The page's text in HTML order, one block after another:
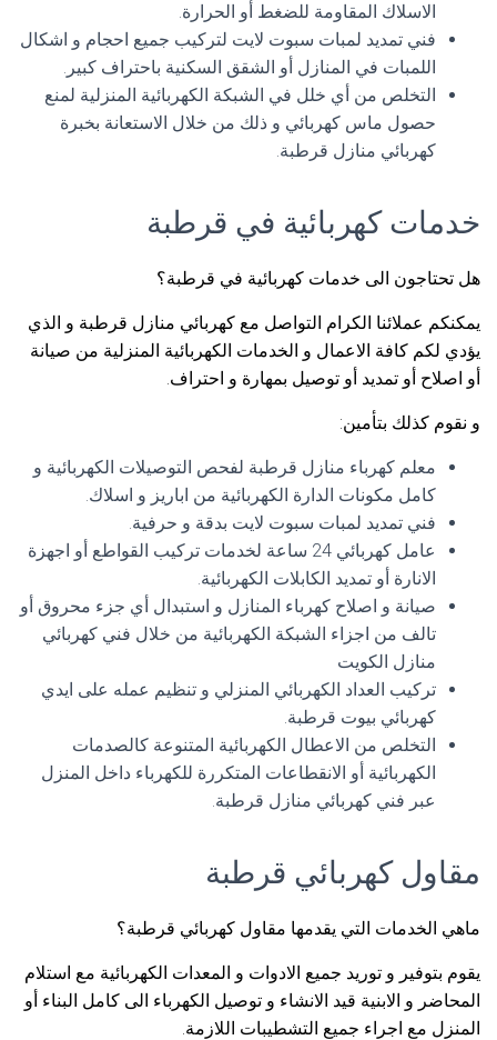
الاسلاك المقاومة للضغط أو الحرارة.
فني تمديد لمبات سبوت لايت لتركيب جميع احجام و اشكال
اللمبات في المنازل أو الشقق السكنية باحتراف كبير.
التخلص من أي خلل في الشبكة الكهربائية المنزلية لمنع
حصول ماس كهربائي و ذلك من خلال الاستعانة بخبرة
كهربائي منازل قرطبة.
خدمات كهربائية في قرطبة
هل تحتاجون الى خدمات كهربائية في قرطبة؟
يمكنكم عملائنا الكرام التواصل مع كهربائي منازل قرطبة و الذي
يؤدي لكم كافة الاعمال و الخدمات الكهربائية المنزلية من صيانة
أو اصلاح أو تمديد أو توصيل بمهارة و احتراف.
و نقوم كذلك بتأمين:
معلم كهرباء منازل قرطبة لفحص التوصيلات الكهربائية و
كامل مكونات الدارة الكهربائية من اباريز و اسلاك.
فني تمديد لمبات سبوت لايت بدقة و حرفية.
عامل كهربائي 24 ساعة لخدمات تركيب القواطع أو اجهزة
الانارة أو تمديد الكابلات الكهربائية.
صيانة و اصلاح كهرباء المنازل و استبدال أي جزء محروق أو
تالف من اجزاء الشبكة الكهربائية من خلال فني كهربائي
منازل الكويت
تركيب العداد الكهربائي المنزلي و تنظيم عمله على ايدي
كهربائي بيوت قرطبة.
التخلص من الاعطال الكهربائية المتنوعة كالصدمات
الكهربائية أو الانقطاعات المتكررة للكهرباء داخل المنزل
عبر فني كهربائي منازل قرطبة.
مقاول كهربائي قرطبة
ماهي الخدمات التي يقدمها مقاول كهربائي قرطبة؟
يقوم بتوفير و توريد جميع الادوات و المعدات الكهربائية مع استلام
المحاضر و الابنية قيد الانشاء و توصيل الكهرباء الى كامل البناء أو
المنزل مع اجراء جميع التشطيبات اللازمة.